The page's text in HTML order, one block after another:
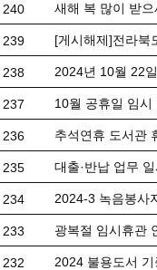
240 새해 복 많이 받
239 [게시해제]전라북
238 2024년 10월 22
237 10월 공휴일 임시
236 추석연휴 도서관
235 대출·반납 업무
234 2024-3 녹음봉사
233 광복절 임시휴관
232 2024 불용도서